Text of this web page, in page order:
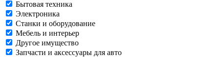
Бытовая техника
Электроника
Станки и оборудование
Мебель и интерьер
Другое имущество
Запчасти и аксессуары для авто